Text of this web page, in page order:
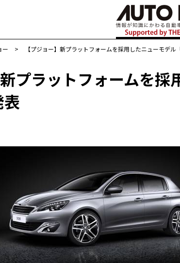
ー > 【プジョー】新プラットフォームを採用したニューモデル
新プラットフォームを採